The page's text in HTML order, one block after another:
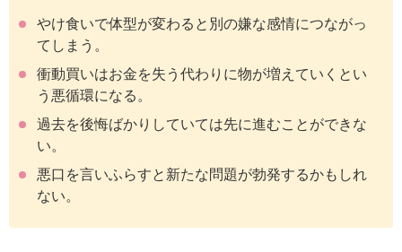
やけ食いで体型が変わると別の嫌な感情につながっ
てしまう。
衝動買いはお金を失う代わりに物が増えていくとい
う悪循環になる。
過去を後悔ばかりしていては先に進むことができな
い。
悪口を言いふらすと新たな問題が勃発するかもしれ
ない。